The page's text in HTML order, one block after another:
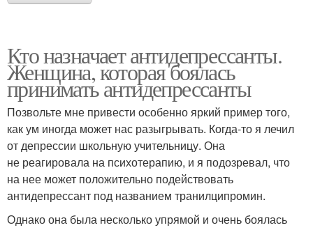
Кто назначает антидепрессанты.
Женщина, которая боялась
принимать антидепрессанты
Позвольте мне привести особенно яркий пример того,
как ум иногда может нас разыгрывать. Когда-то я лечил
от депрессии школьную учительницу. Она
не реагировала на психотерапию, и я подозревал, что
на нее может положительно подействовать
антидепрессант под названием транилципромин.
Однако она была несколько упрямой и очень боялась